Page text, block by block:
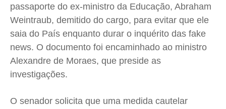
Caetano Roque
Gustavo Bastos
Jr Mignone (in memorian)
Anuncie
Caetano Roque
Gustavo Bastos
Jr Mignone (in memorian)
Anuncie
Caetano Roque
Gustavo Bastos
Jr Mignone (in memorian)
Anuncie
Caetano Roque
Gustavo Bastos
Jr Mignone (in memorian)
Anuncie
passaporte do ex-ministro da Educação, Abraham
Weintraub, demitido do cargo, para evitar que ele
saia do País enquanto durar o inquérito das fake
news. O documento foi encaminhado ao ministro
Alexandre de Moraes, que preside as
investigações.
O senador solicita que uma medida cautelar